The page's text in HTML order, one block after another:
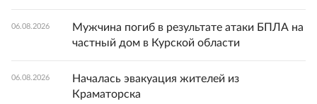
06.08.2026
Мужчина погиб в результате атаки БПЛА на
частный дом в Курской области
06.08.2026
Началась эвакуация жителей из
Краматорска